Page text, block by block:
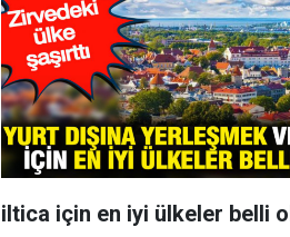
iltica için en iyi ülkeler belli